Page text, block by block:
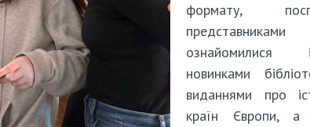
формату,
представниками
ознайомилися
новинками
виданнями про
країн Європи, а